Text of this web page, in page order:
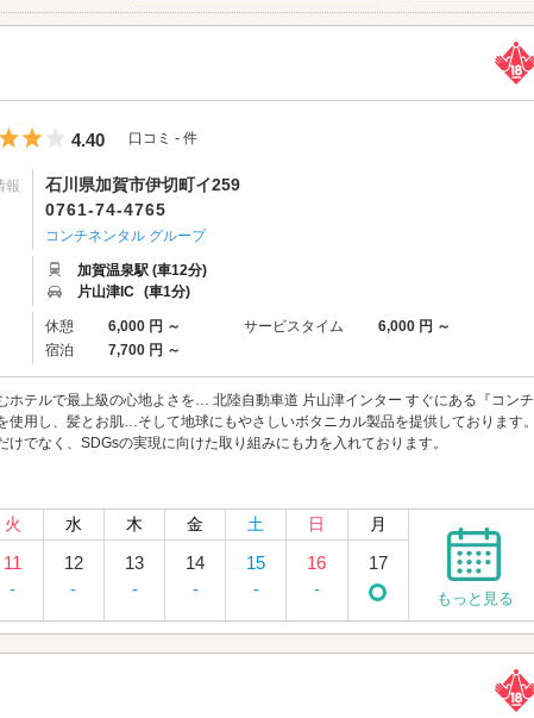
5つ星のうち4
4.40 口コミ - 件
報
石川県加賀市伊切町イ259
0761-74-4765
コンチネンタル グループ
加賀温泉駅 (車12分)
片山津IC (車1分)
休憩 6,000 円 ～ サービスタイム
6,000 円 ～
宿泊
7,700 円 ～
ホテルで最上級の心地よさを… 北陸自動車道 片山津インター すぐにある『コンチ
用し、髪とお肌…そして地球にもやさしいボタニカル製品を提供しております。
でなく、SDGsの実現に向けた取り組みにも力を入れております。
火 水 木 金 土 日 月
11
-
12
-
13
-
14
-
15
-
16
-
17
もっと見る